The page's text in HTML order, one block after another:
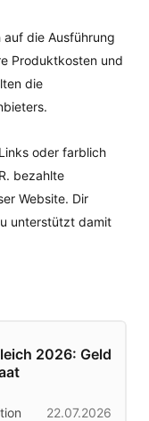
auf die Ausführung
Produktkosten und
die
oder farblich
bezahlte
Website. Dir
unterstützt damit
2026: Geld
22.07.2026